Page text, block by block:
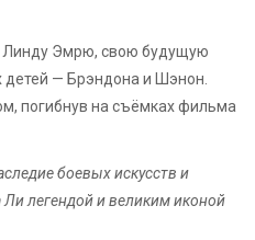
Линду Эмрю, свою будущую
детей — Брэндона и Шэнон.
погибнув на съёмках фильма
боевых искусств и
легендой и великим иконой